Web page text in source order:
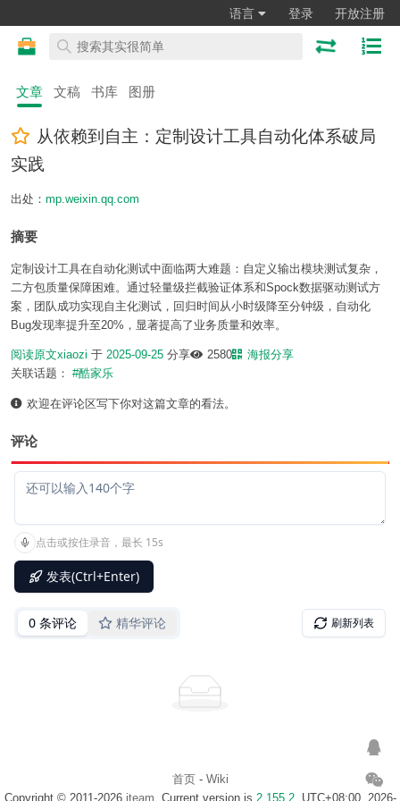
语言 登录 开放注册
文章 文稿 书库 图册
从依赖到自主：定制设计工具自动化体系破局
实践
出处： mp.weixin.qq.com
摘要
定制设计工具在自动化测试中面临两大难题：自定义输出模块测试复杂，
二方包质量保障困难。通过轻量级拦截验证体系和Spock数据驱动测试方
案，团队成功实现自主化测试，回归时间从小时级降至分钟级，自动化
Bug发现率提升至20%，显著提高了业务质量和效率。
阅读原文xiaozi 于 2025-09-25 分享 2580
海报分享
关联话题： #酷家乐
欢迎在评论区写下你对这篇文章的看法。
评论
首页- Wiki
Copyright © 2011-2026 iteam . Current version is 2.155.2. UTC+08:00, 2026-